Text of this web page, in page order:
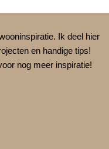
Ik deel hier
en handige tips!
nog meer inspiratie!